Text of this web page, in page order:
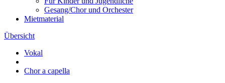
Gesang/Chor und Orchester
Mietmaterial
Übersicht
Vokal
Chor a capella